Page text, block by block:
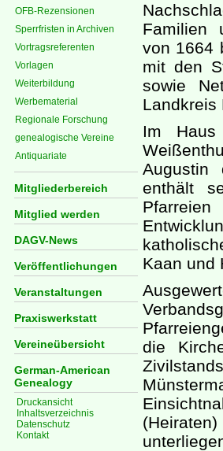
OFB-Rezensionen
Sperrfristen in Archiven
Vortragsreferenten
Vorlagen
Weiterbildung
Werbematerial
Regionale Forschung
genealogische Vereine
Antiquariate
Mitgliederbereich
Mitglied werden
DAGV-News
Veröffentlichungen
Veranstaltungen
Praxiswerkstatt
Vereineübersicht
German-American
Genealogy
Druckansicht
Inhaltsverzeichnis
Datenschutz
Kontakt
Familien
von 1664
mit den
sowie
Landkreis
Im
Augustin
enthält
Kaan und
die